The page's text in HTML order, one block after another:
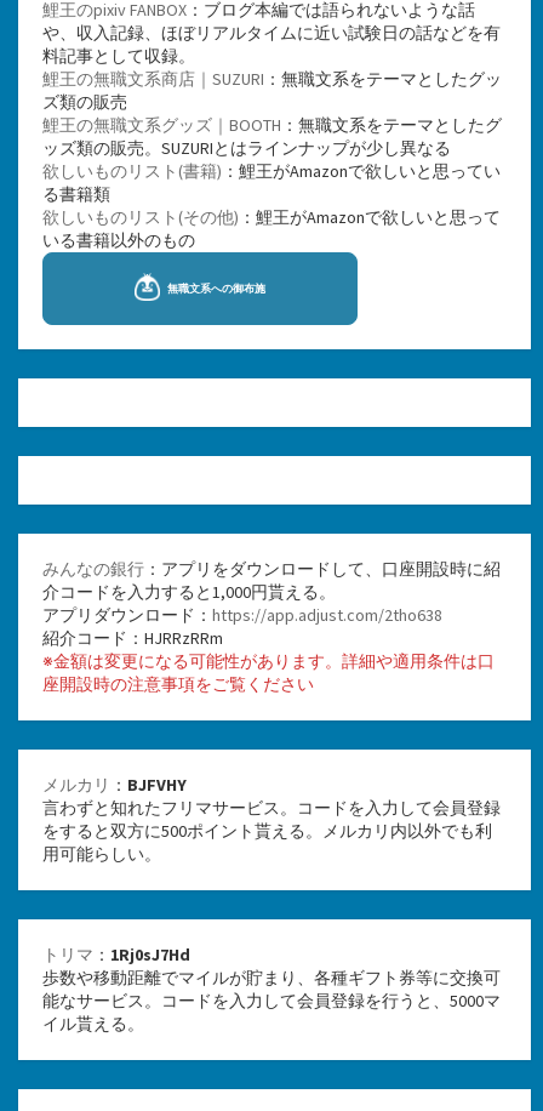
鯉王のpixiv FANBOX ：ブログ本編では語られないような話
や、収入記録、ほぼリアルタイムに近い試験日の話などを有
料記事として収録。
鯉王の無職文系商店｜SUZURI ：無職文系をテーマとしたグッ
ズ類の販売
鯉王の無職文系グッズ｜BOOTH ：無職文系をテーマとしたグ
ッズ類の販売。SUZURIとはラインナップが少し異なる
欲しいものリスト(書籍) ：鯉王がAmazonで欲しいと思ってい
る書籍類
欲しいものリスト(その他) ：鯉王がAmazonで欲しいと思って
いる書籍以外のもの
みんなの銀行 ：アプリをダウンロードして、口座開設時に紹
介コードを入力すると1,000円貰える。
アプリダウンロード： https://app.adjust.com/2tho638
紹介コード：HJRRzRRm
※金額は変更になる可能性があります。詳細や適用条件は口
座開設時の注意事項をご覧ください
メルカリ ： BJFVHY
言わずと知れたフリマサービス。コードを入力して会員登録
をすると双方に500ポイント貰える。メルカリ内以外でも利
用可能らしい。
トリマ ： 1Rj0sJ7Hd
歩数や移動距離でマイルが貯まり、各種ギフト券等に交換可
能なサービス。コードを入力して会員登録を行うと、5000マ
イル貰える。